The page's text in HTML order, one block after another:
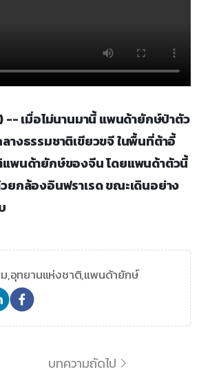
-- เมื่อไม่นานมานี้ แพนด้ายักษ์ป่าตัว
างธรรมชาติเขียวขจี ในพื้นที่ต้าอี้
พนด้ายักษ์ของจีน โดยแพนด้าตัวนี้
ยกล้องอินฟราเรด ขณะเดินอย่าง
,อุทยานแห่งชาติ,แพนด้ายักษ์
บทความถัดไป